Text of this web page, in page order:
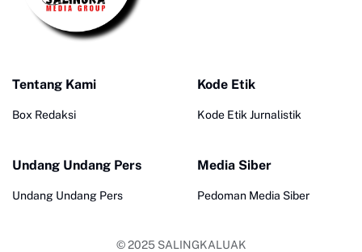
Tentang Kami
Box Redaksi
Kode Etik
Kode Etik Jurnalistik
Undang Undang Pers
Undang Undang Pers
Media Siber
Pedoman Media Siber
© 2025 SALINGKALUAK